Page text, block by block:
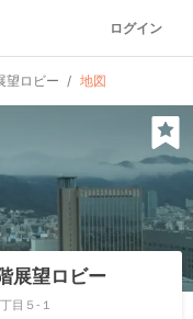
ログイン
望ロビー 地図
展望ロビー
目５-１